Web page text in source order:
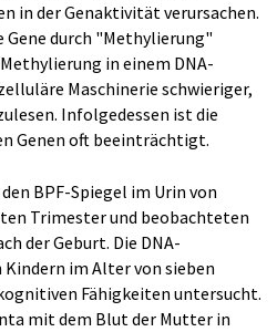
in der Genaktivität verursachen.
Gene durch "Methylierung"
in einem DNA-
Maschinerie schwieriger,
Infolgedessen ist die
Genen oft beeinträchtigt.
BPF-Spiegel im Urin von
Trimester und beobachteten
der Geburt. Die DNA-
im Alter von sieben
Fähigkeiten untersucht.
mit dem Blut der Mutter in